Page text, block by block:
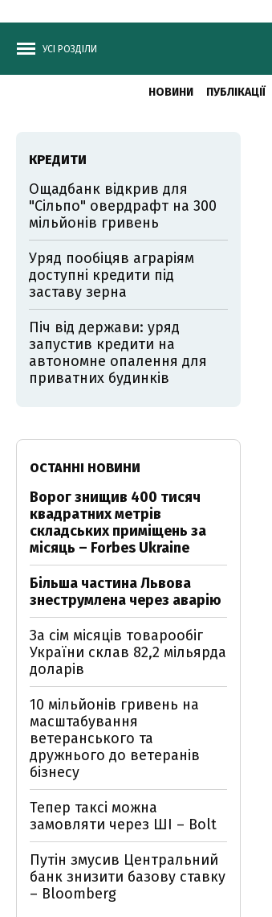
УСІ РОЗДІЛИ
НОВИНИ ПУБЛІКАЦІЇ
КРЕДИТИ
Ощадбанк відкрив для
"Сільпо" овердрафт на 300
мільйонів гривень
Уряд пообіцяв аграріям
доступні кредити під
заставу зерна
Піч від держави: уряд
запустив кредити на
автономне опалення для
приватних будинків
ОСТАННІ НОВИНИ
Ворог знищив 400 тисяч
квадратних метрів
складських приміщень за
місяць – Forbes Ukraine
Більша частина Львова
знеструмлена через аварію
За сім місяців товарообіг
України склав 82,2 мільярда
доларів
10 мільйонів гривень на
масштабування
ветеранського та
дружнього до ветеранів
бізнесу
Тепер таксі можна
замовляти через ШІ – Bolt
Путін змусив Центральний
банк знизити базову ставку
– Bloomberg